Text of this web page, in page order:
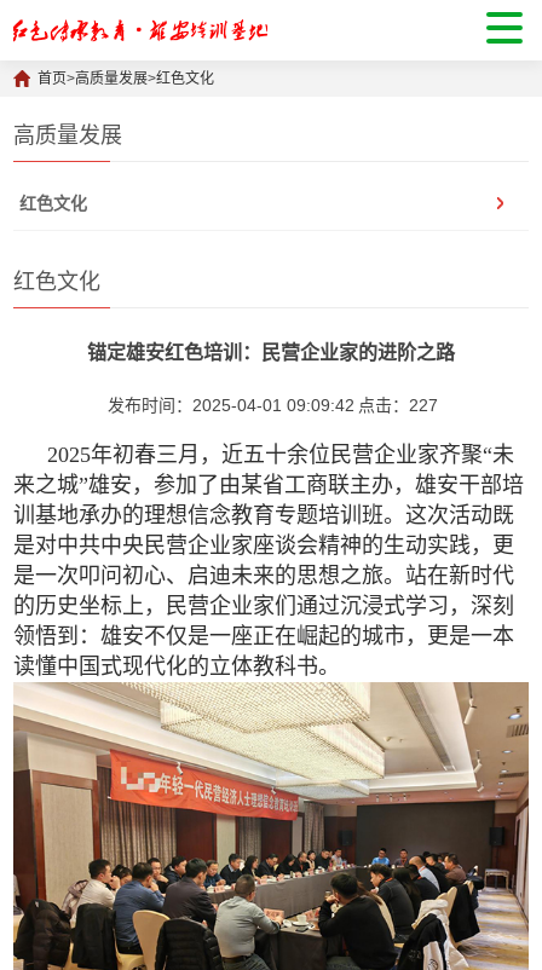
首页>高质量发展>红色文化
高质量发展
红色文化
红色文化
锚定雄安红色培训：民营企业家的进阶之路
发布时间：2025-04-01 09:09:42 点击： 227
2025年初春三月，近五十余位民营企业家齐聚“未
来之城”雄安，参加了由某省工商联主办，雄安干部培
训基地承办的理想信念教育专题培训班。这次活动既
是对中共中央民营企业家座谈会精神的生动实践，更
是一次叩问初心、启迪未来的思想之旅。站在新时代
的历史坐标上，民营企业家们通过沉浸式学习，深刻
领悟到：雄安不仅是一座正在崛起的城市，更是一本
读懂中国式现代化的立体教科书。